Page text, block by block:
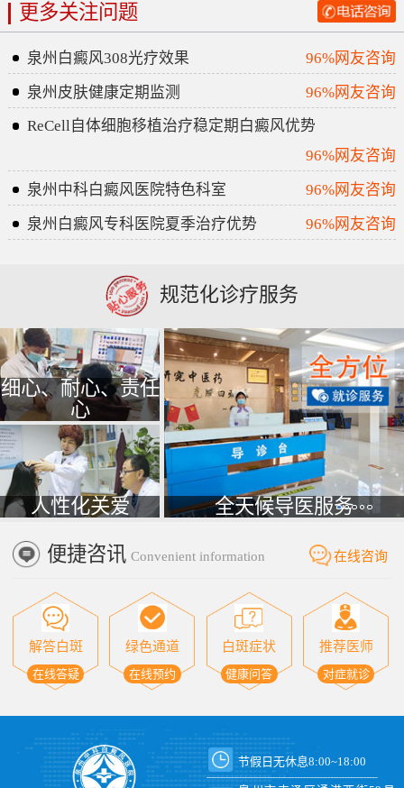
更多关注问题
泉州白癜风308光疗效果
96%网友咨询
泉州皮肤健康定期监测
96%网友咨询
ReCell自体细胞移植治疗稳定期白癜风优势
96%网友咨询
泉州中科白癜风医院特色科室
96%网友咨询
泉州白癜风专科医院夏季治疗优势
96%网友咨询
规范化诊疗服务
细心、耐心、责任
心
人性化关爱 全天候导医服务
便捷咨讯 Convenient information 在线咨询
解答白斑
在线答疑
绿色通道
在线预约
白斑症状
健康问答
推荐医师
对症就诊
节假日无休息8:00~18:00